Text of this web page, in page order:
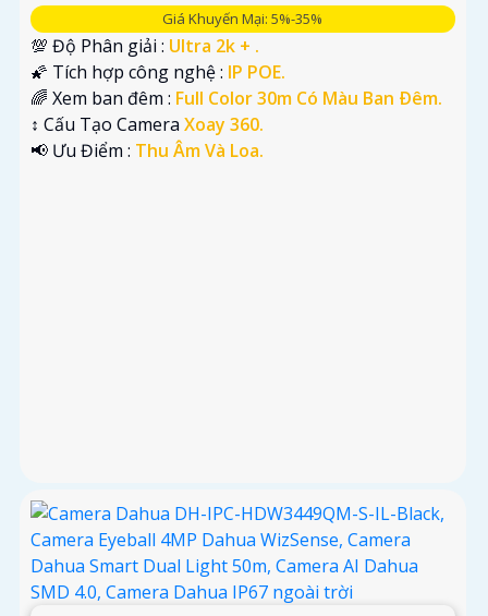
Giá Khuyến Mại: 5%-35%
💯 Độ Phân giải : Ultra 2k + .
🌠 Tích hợp công nghệ : IP POE.
🌈 Xem ban đêm : Full Color 30m Có Màu Ban Ðêm.
↕️ Cấu Tạo Camera Xoay 360.
️📢 Ưu Điểm : Thu Âm Và Loa.